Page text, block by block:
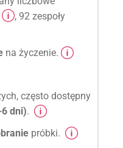
, 92 zespoły
na życzenie.
często dostępny
dni).
próbki.